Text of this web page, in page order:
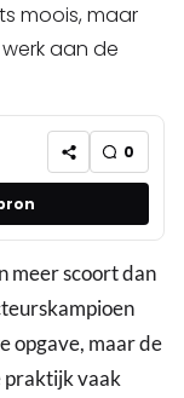
moois, maar
aan de
0
meer scoort dan
opgave, maar de
praktijk vaak